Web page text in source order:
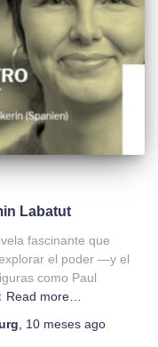
Labatut
fascinante que
el poder —y el
como Paul
Read more…
, 10 meses ago